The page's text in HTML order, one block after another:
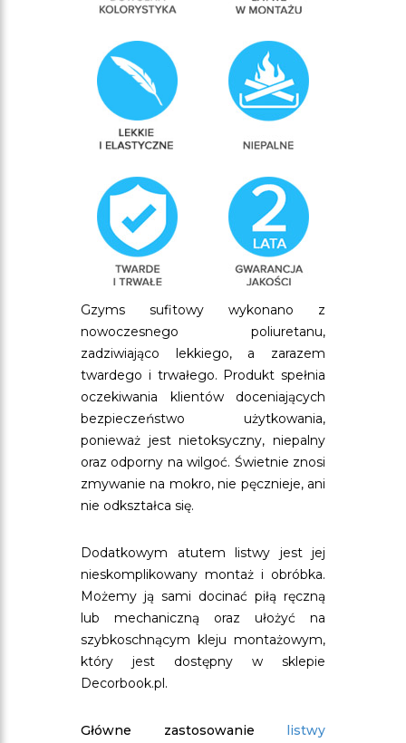
Gzyms sufitowy wykonano z
nowoczesnego poliuretanu,
zadziwiająco lekkiego, a zarazem
twardego i trwałego. Produkt spełnia
oczekiwania klientów doceniających
bezpieczeństwo użytkowania,
ponieważ jest nietoksyczny, niepalny
oraz odporny na wilgoć. Świetnie znosi
zmywanie na mokro, nie pęcznieje, ani
nie odkształca się.
Dodatkowym atutem listwy jest jej
nieskomplikowany montaż i obróbka.
Możemy ją sami docinać piłą ręczną
lub mechaniczną oraz ułożyć na
szybkoschnącym kleju montażowym,
który jest dostępny w sklepie
Decorbook.pl.
Główne zastosowanie listwy